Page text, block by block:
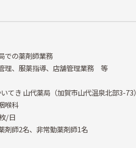
での薬剤師業務
理、服薬指導、店舗管理業務 等
いてき 山代薬局（加賀市山代温泉北部3-73）
喉科
/日
剤師2名、非常勤薬剤師1名